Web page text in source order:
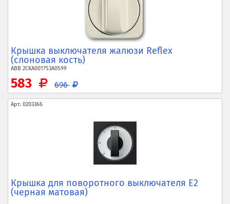
Крышка выключателя жалюзи Reflex
(слоновая кость)
ABB 2CKA001753A0599
583 696
Арт. 0203366
Крышка для поворотного выключателя E2
(черная матовая)